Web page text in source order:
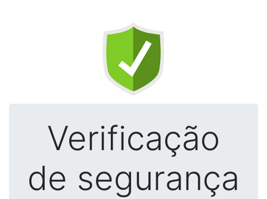
Verificação
de segurança